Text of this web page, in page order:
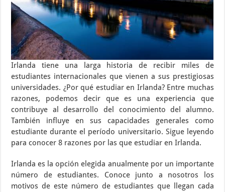
Irlanda tiene una larga historia de recibir miles de
estudiantes internacionales que vienen a sus prestigiosas
universidades. ¿Por qué estudiar en Irlanda? Entre muchas
razones, podemos decir que es una experiencia que
contribuye al desarrollo del conocimiento del alumno.
También influye en sus capacidades generales como
estudiante durante el período universitario. Sigue leyendo
para conocer 8 razones por las que estudiar en Irlanda.
Irlanda es la opción elegida anualmente por un importante
número de estudiantes. Conoce junto a nosotros los
motivos de este número de estudiantes que llegan cada